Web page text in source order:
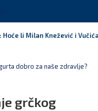
Hoće li Milan Knežević i
dobro za naše zdravlje?
grčkog